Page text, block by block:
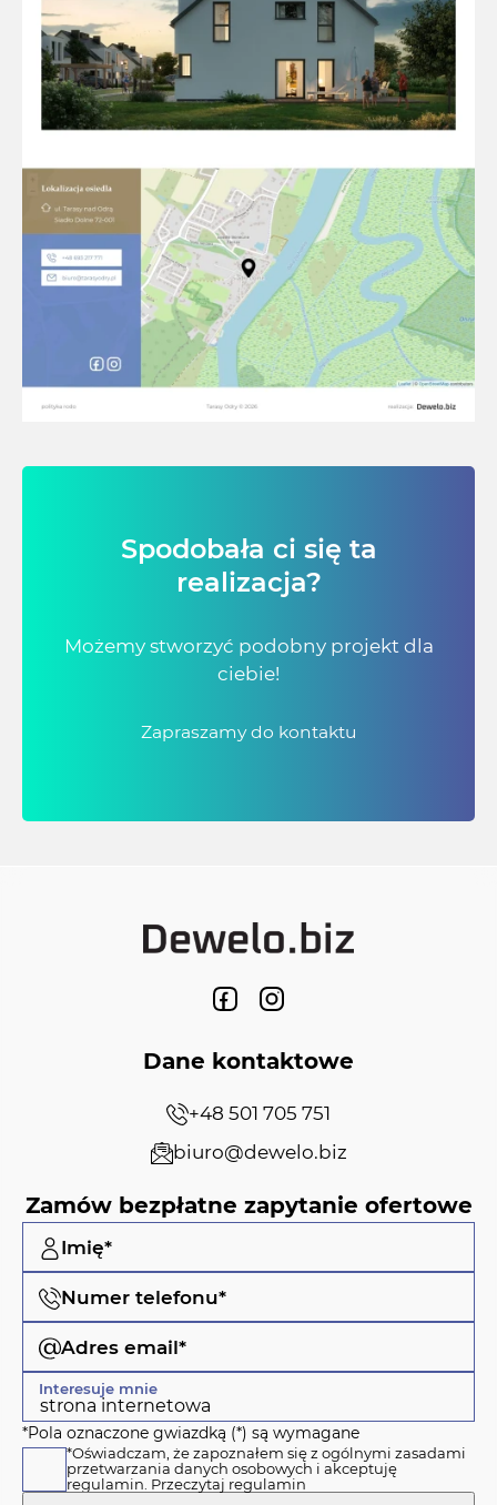
Spodobała ci się ta
realizacja?
Możemy stworzyć podobny projekt dla
ciebie!
Zapraszamy do kontaktu
Dane kontaktowe
+48 501 705 751
biuro@dewelo.biz
Zamów bezpłatne zapytanie ofertowe
Imię*
Numer telefonu*
Adres email*
Interesuje mnie
*Pola oznaczone gwiazdką (*) są wymagane
*Oświadczam, że zapoznałem się z ogólnymi zasadami
przetwarzania danych osobowych i akceptuję
regulamin. Przeczytaj regulamin